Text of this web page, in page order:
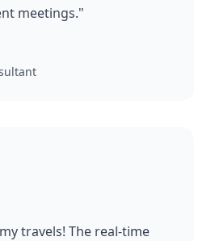
meetings."
travels! The real-time